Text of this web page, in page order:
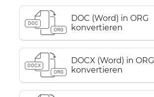
DOC
ORG
DOC (Word) in ORG
konvertieren
DOCX
ORG
DOCX (Word) in ORG
konvertieren